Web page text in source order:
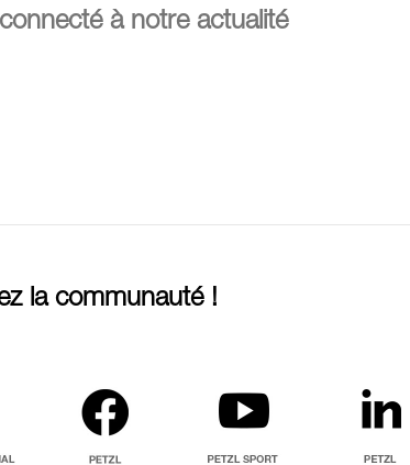
à notre actualité
la communauté !